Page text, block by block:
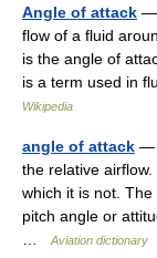
Angle of attack —
flow of a fluid
is the angle of
is a term used in
Wikipedia
angle of attack —
the relative
which it is not.
pitch angle or
Aviation dictionary